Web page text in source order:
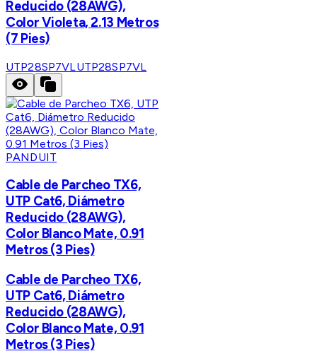
Reducido (28AWG),
Color Violeta, 2.13 Metros
(7 Pies)
UTP28SP7VLUTP28SP7VL
PANDUIT
Cable de Parcheo TX6,
UTP Cat6, Diámetro
Reducido (28AWG),
Color Blanco Mate, 0.91
Metros (3 Pies)
Cable de Parcheo TX6,
UTP Cat6, Diámetro
Reducido (28AWG),
Color Blanco Mate, 0.91
Metros (3 Pies)